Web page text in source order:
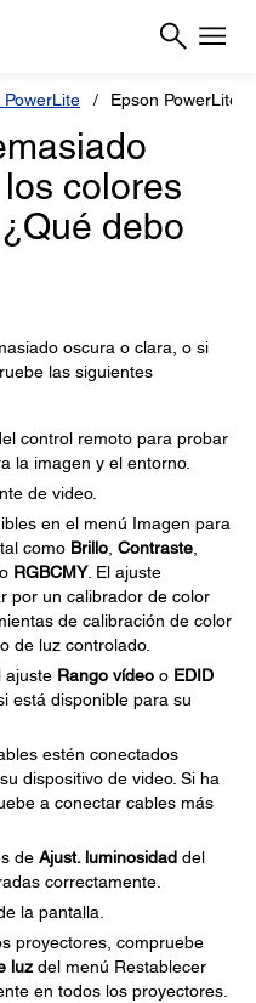
PowerLite Epson PowerLite
colores
debo
oscura o clara, o si
las siguientes
control remoto para probar
la imagen y el entorno.
de video.
en el menú Imagen para
como Brillo Contraste
RGBCMY. El ajuste
por un calibrador de color
de calibración de color
de luz controlado.
ajuste Rango vídeo o EDID
está disponible para su
estén conectados
dispositivo de video. Si ha
a conectar cables más
de Ajust. luminosidad del
correctamente.
la pantalla.
proyectores, compruebe
luz del menú Restablecer
en todos los proyectores.